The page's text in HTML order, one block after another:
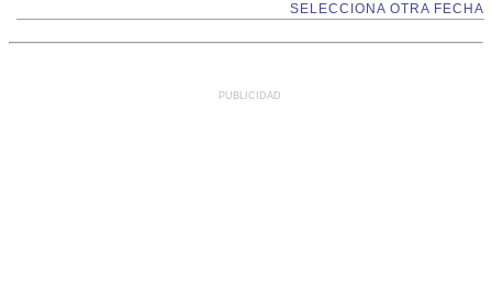
SELECCIONA OTRA FECHA
PUBLICIDAD